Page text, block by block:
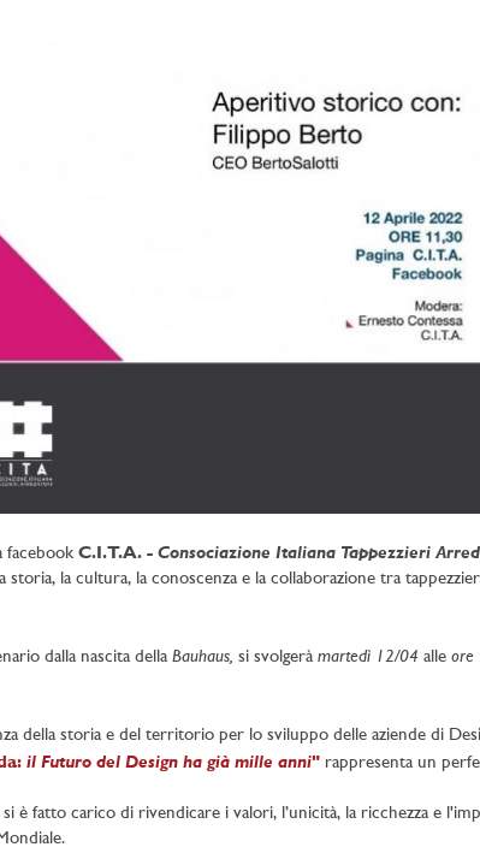
facebook C.I.T.A. - Consociazione Italiana Tappezzieri
la cultura, la conoscenza e la collaborazione tra
dalla nascita della Bauhaus, si svolgeràmartedì 12/04alle ore
della storia e del territorio per lo sviluppo delle aziende di
il Futuro del Design ha già mille anni"rappresenta un
è fatto carico di rivendicare i valori, l’unicità, la ricchezza e